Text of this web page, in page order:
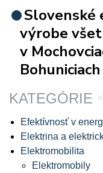
Slovenské
výrobe
v
Bohuniciach
KATEGÓRIE
Efektívnosť v
Elektrina a
Elektromobilita
Elektromobily